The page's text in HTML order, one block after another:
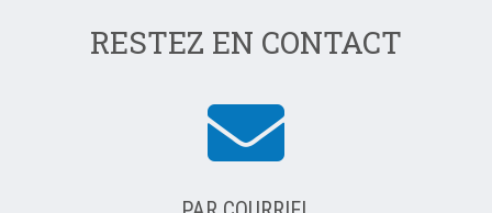
RESTEZ EN CONTACT